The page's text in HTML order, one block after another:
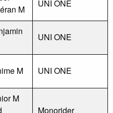
M
UNI ONE
UNI ONE
M UNI ONE
M
Monorider